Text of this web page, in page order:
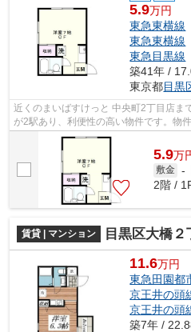
5.9万円
東急東横線
東急東横線
東急目黒線
築41年 /
東京都目黒
近くのまいばすけっと 中央町2丁目店ま
が2駅あり、利便性の高い物件です。物
出すことができます。この物件は、駅...
5.9万
敷金 -
2階 /
賃貸 | マンション 目黒区大橋
11.6万円
東急田園都
京王井の頭
京王井の頭
築7年 /